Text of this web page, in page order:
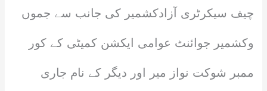
چیف سیکرٹری آزادکشمیر کی جانب سے جموں
وکشمیر جوائنٹ عوامی ایکشن کمیٹی کے کور
ممبر شوکت نواز میر اور دیگر کے نام جاری